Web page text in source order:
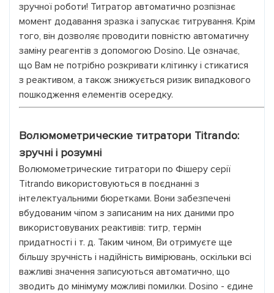
зручної роботи! Титратор автоматично розпізнає
момент додавання зразка і запускає титрування. Крім
того, він дозволяє проводити повністю автоматичну
заміну реагентів з допомогою Dosino. Це означає,
що Вам не потрібно розкривати клітинку і стикатися
з реактивом, а також знижується ризик випадкового
пошкодження елементів осередку.
Волюмометрические титратори Titrando:
зручні і розумні
Волюмометрические титратори по Фішеру серії
Titrando використовуються в поєднанні з
інтелектуальними бюретками. Вони забезпечені
вбудованим чіпом з записаним на них даними про
використовуваних реактивів: титр, термін
придатності і т. д. Таким чином, Ви отримуєте ще
більшу зручність і надійність вимірювань, оскільки всі
важливі значення записуються автоматично, що
зводить до мінімуму можливі помилки. Dosino - єдине